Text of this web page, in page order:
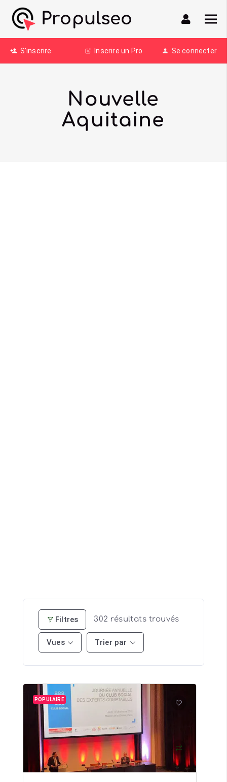
Propulseo
person_add S’inscrire post_add Inscrire un Pro person Se connecter
Nouvelle
Aquitaine
Filtres 302 résultats trouvés
Vues Trier par
POPULAIRE